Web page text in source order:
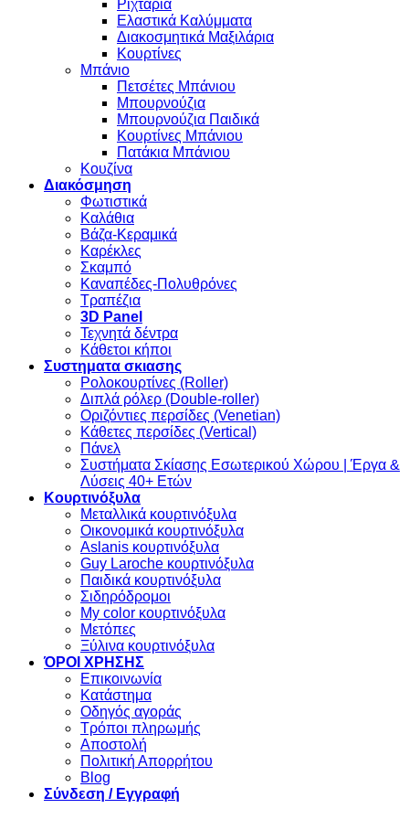
Ριχτάρια
Ελαστικά Καλύμματα
Διακοσμητικά Μαξιλάρια
Κουρτίνες
Μπάνιο
Πετσέτες Μπάνιου
Μπουρνούζια
Μπουρνούζια Παιδικά
Κουρτίνες Μπάνιου
Πατάκια Μπάνιου
Κουζίνα
Διακόσμηση
Φωτιστικά
Καλάθια
Βάζα-Κεραμικά
Καρέκλες
Σκαμπό
Καναπέδες-Πολυθρόνες
Τραπέζια
3D Panel
Τεχνητά δέντρα
Κάθετοι κήποι
Συστηματα σκιασης
Ρολοκουρτίνες (Roller)
Διπλά ρόλερ (Double-roller)
Οριζόντιες περσίδες (Venetian)
Κάθετες περσίδες (Vertical)
Πάνελ
Συστήματα Σκίασης Εσωτερικού Χώρου | Έργα &
Λύσεις 40+ Ετών
Κουρτινόξυλα
Μεταλλικά κουρτινόξυλα
Οικονομικά κουρτινόξυλα
Aslanis κουρτινόξυλα
Guy Laroche κουρτινόξυλα
Παιδικά κουρτινόξυλα
Σιδηρόδρομοι
My color κουρτινόξυλα
Μετόπες
Ξύλινα κουρτινόξυλα
ΌΡΟΙ ΧΡΗΣΗΣ
Επικοινωνία
Κατάστημα
Οδηγός αγοράς
Τρόποι πληρωμής
Αποστολή
Πολιτική Απορρήτου
Blog
Σύνδεση / Εγγραφή